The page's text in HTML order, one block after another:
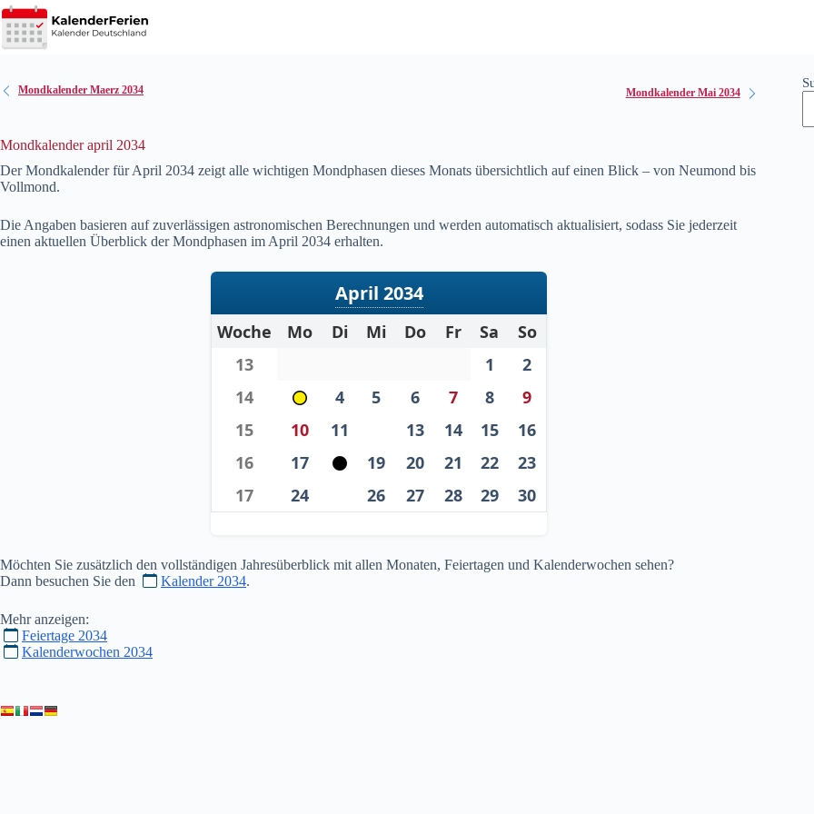
Zum
Inhalt
springen
Mondkalender Maerz 2034 Mondkalender Mai 2034
Mondkalender april 2034
Der Mondkalender für April 2034 zeigt alle wichtigen Mondphasen dieses Monats übersichtlich auf einen Blick – von Neumond bis
Vollmond.
Die Angaben basieren auf zuverlässigen astronomischen Berechnungen und werden automatisch aktualisiert, sodass Sie jederzeit
einen aktuellen Überblick der Mondphasen im April 2034 erhalten.
April 2034
Woche Mo Di Mi Do Fr Sa
So
13
1
2
14
4 5 6 7 8
9
15
10 11 13 14 15
16
16
17 19 20 21 22
23
17
24 26 27 28 29 30
Möchten Sie zusätzlich den vollständigen Jahresüberblick mit allen Monaten, Feiertagen und Kalenderwochen sehen?
Dann besuchen Sie den
Kalender 2034.
Mehr anzeigen:
Feiertage 2034
Kalenderwochen 2034